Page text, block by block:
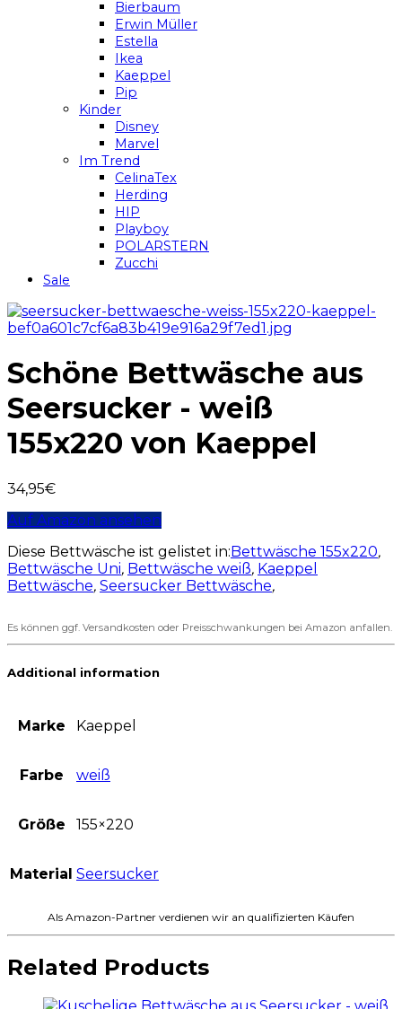
Bierbaum
Erwin Müller
Estella
Ikea
Kaeppel
Pip
Kinder
Disney
Marvel
Im Trend
CelinaTex
Herding
HIP
Playboy
POLARSTERN
Zucchi
Sale
Schöne Bettwäsche aus
Seersucker - weiß
155x220 von Kaeppel
34,95€
Auf Amazon ansehen
Diese Bettwäsche ist gelistet in:Bettwäsche 155x220,
Bettwäsche Uni, Bettwäsche weiß, Kaeppel
Bettwäsche, Seersucker Bettwäsche,
Es können ggf. Versandkosten oder Preisschwankungen bei Amazon anfallen.
Additional information
Marke Kaeppel
Farbe weiß
Größe 155×220
Material Seersucker
Als Amazon-Partner verdienen wir an qualifizierten Käufen
Related Products